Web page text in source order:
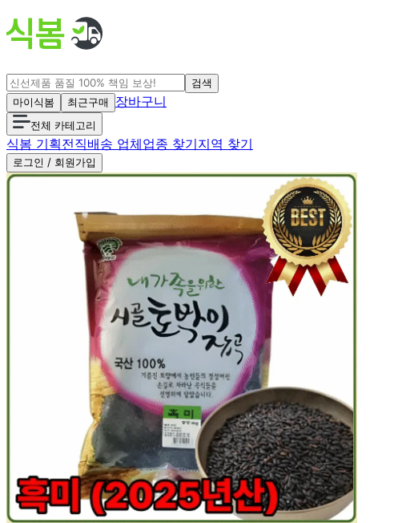
검색
마이식봄
최근구매 장바구니
전체 카테고리
식봄 기획전직배송 업체업종 찾기지역 찾기
로그인 / 회원가입